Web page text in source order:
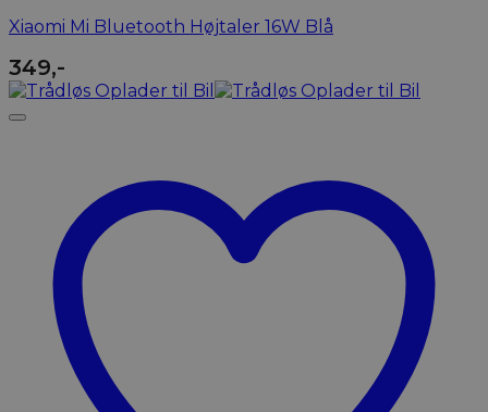
Xiaomi Mi Bluetooth Højtaler 16W Blå
349,-